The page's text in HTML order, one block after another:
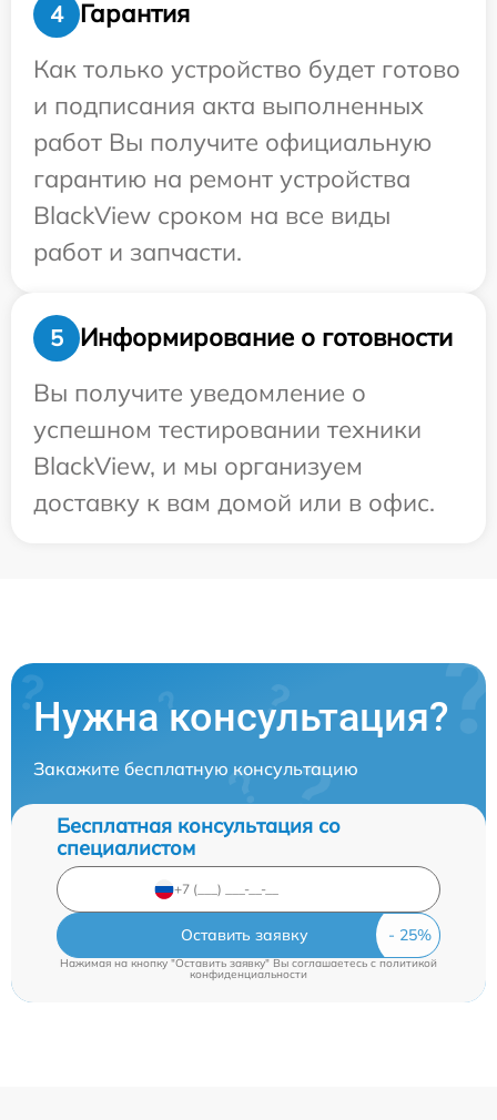
4
Гарантия
Как только устройство будет готово
и подписания акта выполненных
работ Вы получите официальную
гарантию на ремонт устройства
BlackView сроком на все виды
работ и запчасти.
5
Информирование о готовности
Вы получите уведомление о
успешном тестировании техники
BlackView, и мы организуем
доставку к вам домой или в офис.
Нужна консультация?
Закажите бесплатную консультацию
Бесплатная консультация со
специалистом
Оставить заявку
Нажимая на кнопку "Оставить заявку" Вы соглашаетесь cполитикой
конфиденциальности